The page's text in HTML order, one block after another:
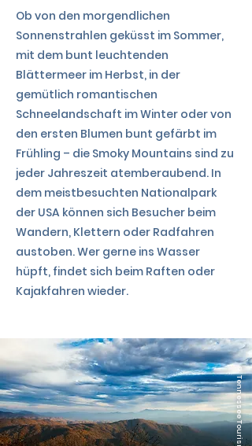
Ob von den morgendlichen
Sonnenstrahlen geküsst im Sommer,
mit dem bunt leuchtenden
Blättermeer im Herbst, in der
gemütlich romantischen
Schneelandschaft im Winter oder von
den ersten Blumen bunt gefärbt im
Frühling – die Smoky Mountains sind zu
jeder Jahreszeit atemberaubend. In
dem meistbesuchten Nationalpark
der USA können sich Besucher beim
Wandern, Klettern oder Radfahren
austoben. Wer gerne ins Wasser
hüpft, findet sich beim Raften oder
Kajakfahren wieder.
© Tennessee Tourism